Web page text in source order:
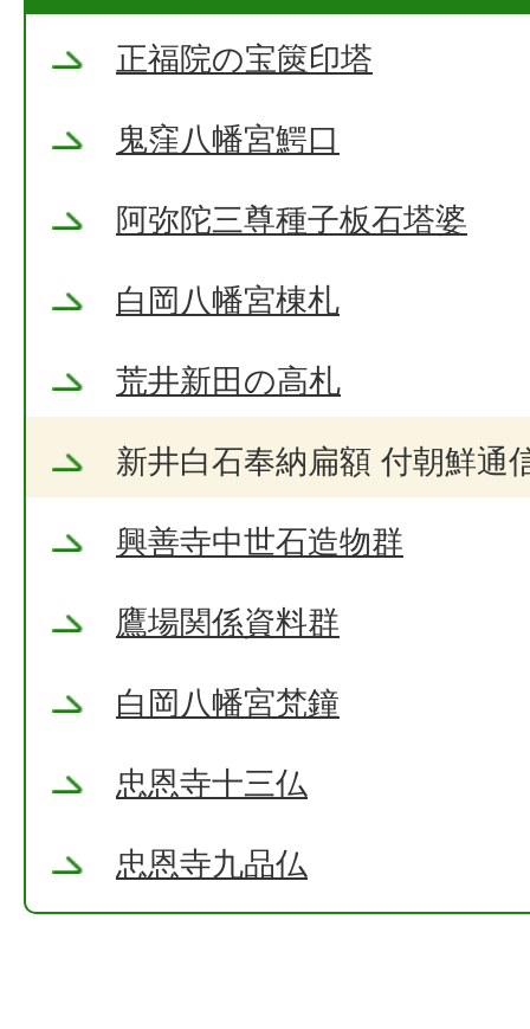
正福院の宝篋印塔
鬼窪八幡宮鰐口
阿弥陀三尊種子板石塔婆
白岡八幡宮棟札
荒井新田の高札
新井白石奉納扁額 付朝鮮通
興善寺中世石造物群
鷹場関係資料群
白岡八幡宮梵鐘
忠恩寺十三仏
忠恩寺九品仏